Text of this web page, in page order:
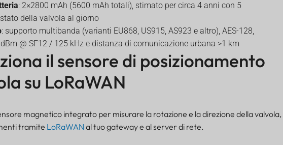
: 2×2800 mAh (5600 mAh totali), stimato per circa 4 anni con 5
della valvola al giorno
: supporto multibanda (varianti EU868, US915, AS923 e altro), AES-128,
@ SF12 / 125 kHz e distanza di comunicazione urbana >1 km
il sensore di posizionamento
su LoRaWAN
magnetico integrato per misurare la rotazione e la direzione della valvola,
tramite LoRaWAN al tuo gateway e al server di rete.